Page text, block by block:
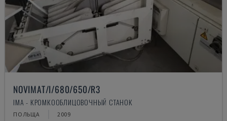
NOVIMAT/I/680/650/R3
IMA - КРОМКООБЛИЦОВОЧНЫЙ СТАНОК
ПОЛЬЩА 2009